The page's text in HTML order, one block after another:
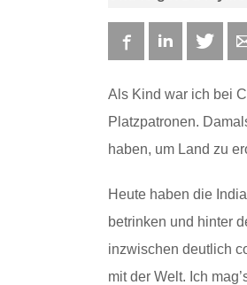
FacebookLinkedIn
Als Kind war ich bei
Platzpatronen.
haben, um Land zu
Heute haben die
betrinken und hinter
inzwischen deutlich
mit der Welt. Ich